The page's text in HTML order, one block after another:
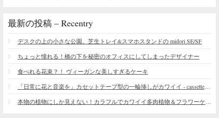
最新の投稿 – Recentry
デスクの上の小さな公園。芝生トレイ&スマホスタンドの midori SE/SF
ちょっと憧れる！橋の下を秘密のオフィスにしてしまったデザイナー
食べれる花束？！ ヴィーガンな美しすぎるケーキ